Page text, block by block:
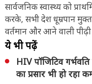
सार्वजनिक स्वास्थ्य को
करके, सभी देश धूम्रपान
वर्तमान और आने वाली पीढ़ी
ये भी पढ़ें
HIV पॉजिटिव
का प्रसार भी हो रहा